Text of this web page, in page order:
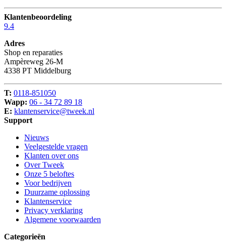
Klantenbeoordeling
9.4
Adres
Shop en reparaties
Ampèreweg 26-M
4338 PT Middelburg
T: 0118-851050
Wapp: 06 - 34 72 89 18
E: klantenservice@tweek.nl
Support
Nieuws
Veelgestelde vragen
Klanten over ons
Over Tweek
Onze 5 beloftes
Voor bedrijven
Duurzame oplossing
Klantenservice
Privacy verklaring
Algemene voorwaarden
Categorieën